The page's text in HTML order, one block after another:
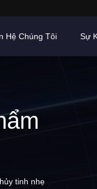
Hệ Chúng Tôi Sự
tinh nhẹ